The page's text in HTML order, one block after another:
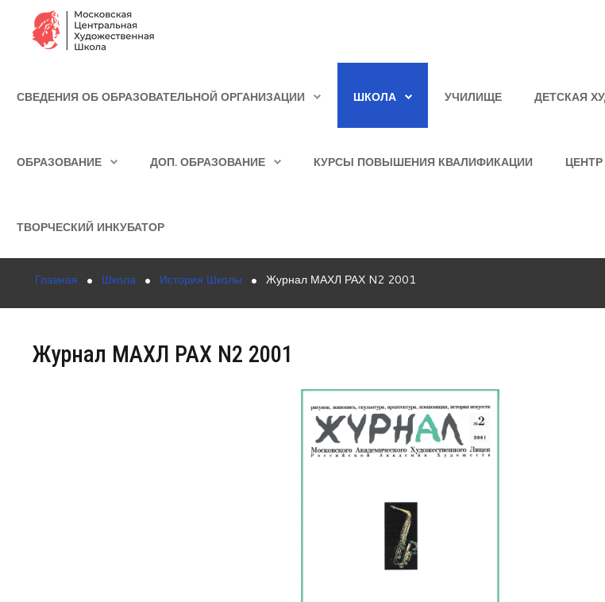
Образование
Курсы повышения квалификации
СВЕДЕНИЯ ОБ ОБРАЗОВАТЕЛЬНОЙ ОРГАНИЗАЦИИ ШКОЛА УЧИЛИЩЕ ДЕТСКАЯ
ОБРАЗОВАНИЕ ДОП. ОБРАЗОВАНИЕ КУРСЫ ПОВЫШЕНИЯ КВАЛИФИКАЦИИ
ТВОРЧЕСКИЙ ИНКУБАТОР
Главная Школа История Школы Журнал МАХЛ РАХ N2 2001
Журнал МАХЛ РАХ N2 2001